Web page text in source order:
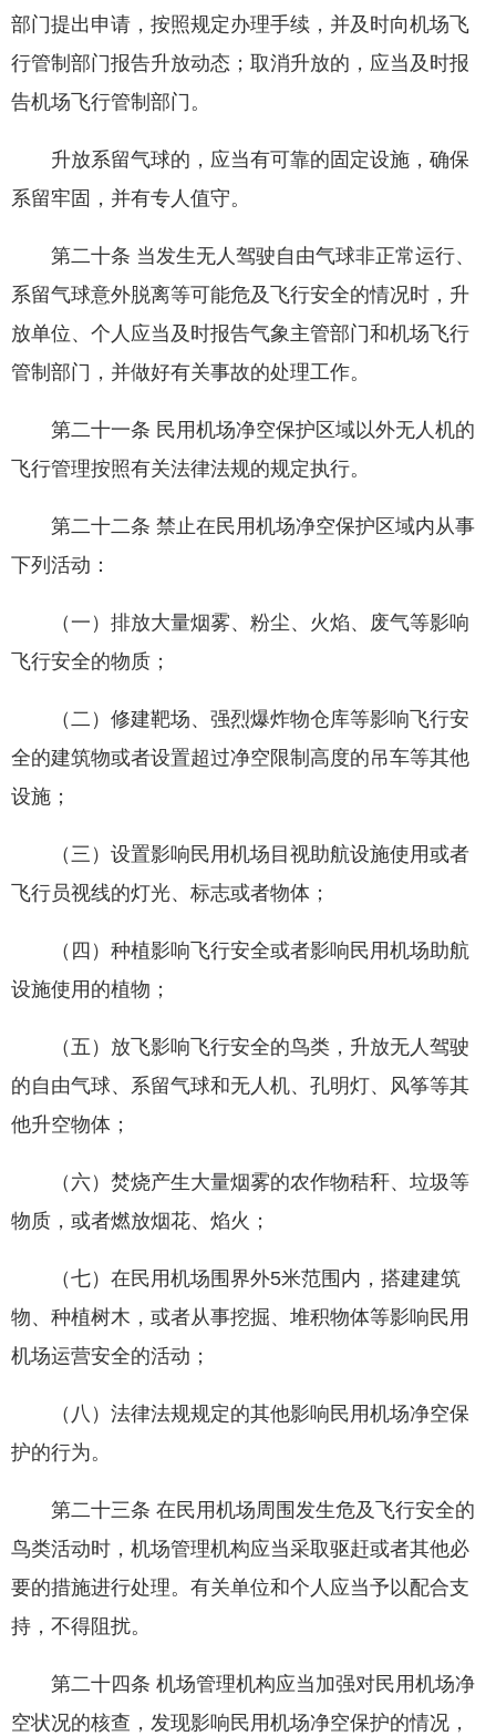
部门提出申请，按照规定办理手续，并及时向机场飞
行管制部门报告升放动态；取消升放的，应当及时报
告机场飞行管制部门。
升放系留气球的，应当有可靠的固定设施，确保
系留牢固，并有专人值守。
第二十条 当发生无人驾驶自由气球非正常运行、
系留气球意外脱离等可能危及飞行安全的情况时，升
放单位、个人应当及时报告气象主管部门和机场飞行
管制部门，并做好有关事故的处理工作。
第二十一条 民用机场净空保护区域以外无人机的
飞行管理按照有关法律法规的规定执行。
第二十二条 禁止在民用机场净空保护区域内从事
下列活动：
（一）排放大量烟雾、粉尘、火焰、废气等影响
飞行安全的物质；
（二）修建靶场、强烈爆炸物仓库等影响飞行安
全的建筑物或者设置超过净空限制高度的吊车等其他
设施；
（三）设置影响民用机场目视助航设施使用或者
飞行员视线的灯光、标志或者物体；
（四）种植影响飞行安全或者影响民用机场助航
设施使用的植物；
（五）放飞影响飞行安全的鸟类，升放无人驾驶
的自由气球、系留气球和无人机、孔明灯、风筝等其
他升空物体；
（六）焚烧产生大量烟雾的农作物秸秆、垃圾等
物质，或者燃放烟花、焰火；
（七）在民用机场围界外5米范围内，搭建建筑
物、种植树木，或者从事挖掘、堆积物体等影响民用
机场运营安全的活动；
（八）法律法规规定的其他影响民用机场净空保
护的行为。
第二十三条 在民用机场周围发生危及飞行安全的
鸟类活动时，机场管理机构应当采取驱赶或者其他必
要的措施进行处理。有关单位和个人应当予以配合支
持，不得阻扰。
第二十四条 机场管理机构应当加强对民用机场净
空状况的核查，发现影响民用机场净空保护的情况，